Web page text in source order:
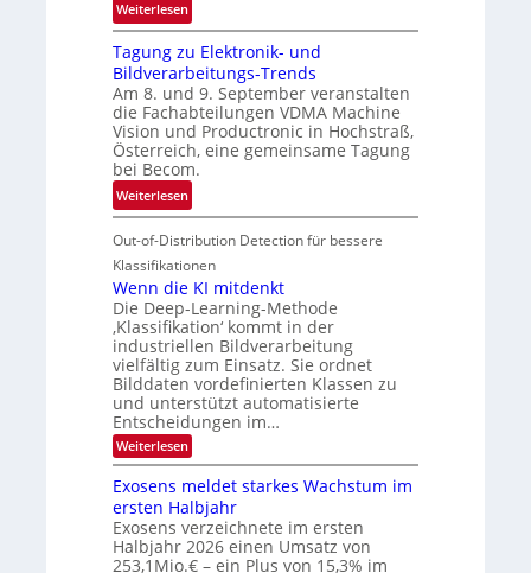
ö
g
l
i
c
h
k
e
t
e
h
d
e
r
i
n
V
I
S
I
O
N
T
e
c
h
T
a
l
k
s
Weiterlesen:
G
u
i
d
e
d
T
o
u
r
a
u
d
e
r
V
I
S
I
O
N
Tagung zu Elektronik- und
Bildverarbeitungs-Trends
Am 8. und 9. September veranstalten
die Fachabteilungen VDMA Machine
Vision und Productronic in Hochstraß,
Österreich, eine gemeinsame Tagung
bei Becom.
Weiterlesen:
T
a
g
u
n
g
z
u
E
l
e
k
t
r
o
n
Out-of-Distribution Detection für bessere
Klassifikationen
Wenn die KI mitdenkt
Die Deep-Learning-Methode
‚Klassifikation‘ kommt in der
industriellen Bildverarbeitung
vielfältig zum Einsatz. Sie ordnet
Bilddaten vordefinierten Klassen zu
und unterstützt automatisierte
Entscheidungen im…
Weiterlesen:
W
n
n
d
i
e
Exosens meldet starkes Wachstum im
ersten Halbjahr
Exosens verzeichnete im ersten
Halbjahr 2026 einen Umsatz von
253,1Mio.€ – ein Plus von 15,3% im